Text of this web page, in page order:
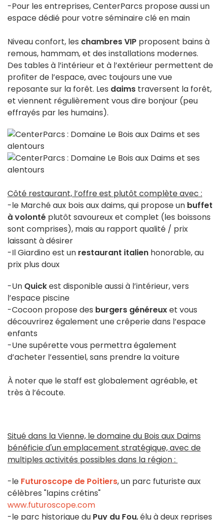
-Pour les entreprises, CenterParcs propose aussi un
espace dédié pour votre séminaire clé en main
Niveau confort, les chambres VIP proposent bains à
remous, hammam, et des installations modernes.
Des tables à l’intérieur et à l’extérieur permettent de
profiter de l’espace, avec toujours une vue
reposante sur la forêt. Les daims traversent la forêt,
et viennent régulièrement vous dire bonjour (peu
effrayés par les humains).
Côté restaurant, l’offre est plutôt complète avec :
-le Marché aux bois aux daims, qui propose un buffet
à volonté plutôt savoureux et complet (les boissons
sont comprises), mais au rapport qualité / prix
laissant à désirer
-Il Giardino est un restaurant italien honorable, au
prix plus doux
-Un Quickest disponible aussi à l’intérieur, vers
l’espace piscine
-Cocoon propose des burgers généreuxet vous
découvrirez également une crêperie dans l’espace
enfants
-Une supérette vous permettra également
d’acheter l’essentiel, sans prendre la voiture
À noter que le staff est globalement agréable, et
très à l’écoute.
Situé dans la Vienne, le domaine du Bois aux Daims
bénéficie d'un emplacement stratégique, avec de
multiples activités possibles dans la région :
-le Futuroscope de Poitiers, un parc futuriste aux
célèbres "lapins crétins"
www.futuroscope.com
-le parc historique du Puy du Fou, élu à deux reprises